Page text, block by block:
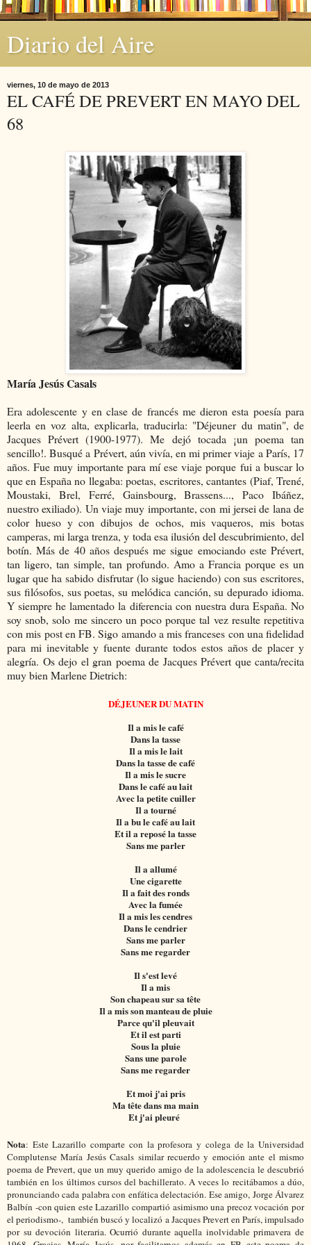
Diario del Aire
viernes, 10 de mayo de 2013
EL CAFÉ DE PREVERT EN MAYO DEL
68
María Jesús Casals
Era adolescente y en clase de francés me dieron esta poesía para
leerla en voz alta, explicarla, traducirla: "Déjeuner du matin", de
Jacques Prévert (1900-1977).Me dejó tocada ¡un poema tan
sencillo!. Busqué a Prévert, aún vivía, en mi primer viaje a París, 17
años. Fue muy importante para mí ese viaje porque fui a buscar lo
que en España no llegaba: poetas, escritores, cantantes (Piaf, Trené,
Moustaki, Brel, Ferré, Gainsbourg, Brassens..., Paco Ibáñez,
nuestro exiliado). Un viaje muy importante, con mi jersei de lana de
color hueso y con dibujos de ochos, mis vaqueros, mis botas
camperas, mi larga trenza, y toda esa ilusión del descubrimiento, del
botín. Más de 40 años después me sigue emociando este Prévert,
tan ligero, tan simple, tan profundo. Amo a Francia porque es un
lugar que ha sabido disfrutar (lo sigue haciendo) con sus escritores,
sus filósofos, sus poetas, su melódica canción, su depurado idioma.
Y siempre he lamentado la diferencia con nuestra dura España. No
soy snob, solo me sincero un poco porque tal vez resulte repetitiva
con mis post en FB. Sigo amando a mis franceses con una fidelidad
para mi inevitable y fuente durante todos estos años de placer y
alegría. Os dejo el gran poema de Jacques Prévert que canta/recita
muy bien Marlene Dietrich:
DÉJEUNER DU MATIN
Il a mis le café
Dans la tasse
Il a mis le lait
Dans la tasse de café
Il a mis le sucre
Dans le café au lait
Avec la petite cuiller
Il a tourné
Il a bu le café au lait
Et il a reposé la tasse
Sans me parler
Il a allumé
Une cigarette
Il a fait des ronds
Avec la fumée
Il a mis les cendres
Dans le cendrier
Sans me parler
Sans me regarder
Il s'est levé
Il a mis
Son chapeau sur sa tête
Il a mis son manteau de pluie
Parce qu'il pleuvait
Et il est parti
Sous la pluie
Sans une parole
Sans me regarder
Et moi j'ai pris
Ma tête dans ma main
Et j'ai pleuré
Nota: Este Lazarillo comparte con la profesora y colega de la Universidad
Complutense María Jesús Casals similar recuerdo y emoción ante el mismo
poema de Prevert, que un muy querido amigo de la adolescencia le descubrió
también en los últimos cursos del bachillerato. A veces lo recitábamos a dúo,
pronunciando cada palabra con enfática delectación. Ese amigo, Jorge Álvarez
Balbín -con quien este Lazarillo compartió asimismo una precoz vocación por
el periodismo-, también buscó y localizó a Jacques Prevert en París, impulsado
por su devoción literaria. Ocurrió durante aquella inolvidable primavera de